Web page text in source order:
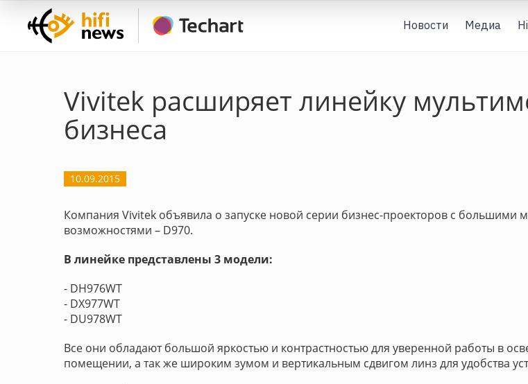
Новости Медиа
Vivitek расширяет линейку
бизнеса
10.09.2015
Компания Vivitek объявила о запуске новой серии бизнес-проекторов с большими
возможностями – D970.
В линейке представлены 3 модели:
- DH976WT
- DX977WT
- DU978WT
Все они обладают большой яркостью и контрастностью для уверенной работы в
помещении, а так же широким зумом и вертикальным сдвигом линз для удобства